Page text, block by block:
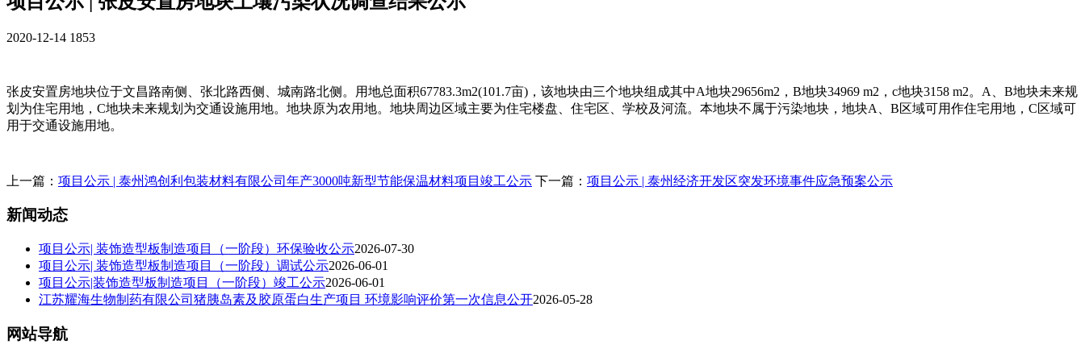
2020-12-14 1853
张皮安置房地块位于文昌路南侧、张北路西侧、城南路北侧。用地总面积67783.3m2(101.7亩)，该地块由三个地块组成其中A地块29656m2，B地块34969 m2，c地块3158 m2。A、B地块未来规
划为住宅用地，C地块未来规划为交通设施用地。地块原为农用地。地块周边区域主要为住宅楼盘、住宅区、学校及河流。本地块不属于污染地块，地块A、B区域可用作住宅用地，C区域可
用于交通设施用地。
上一篇： 项目公示 | 泰州鸿创利包装材料有限公司年产3000吨新型节能保温材料项目竣工公示 下一篇： 项目公示 | 泰州经济开发区突发环境事件应急预案公示
新闻动态
项目公示| 装饰造型板制造项目（一阶段）环保验收公示2026-07-30
项目公示| 装饰造型板制造项目（一阶段）调试公示2026-06-01
项目公示|装饰造型板制造项目（一阶段）竣工公示2026-06-01
江苏耀海生物制药有限公司猪胰岛素及胶原蛋白生产项目 环境影响评价第一次信息公开2026-05-28
网站导航